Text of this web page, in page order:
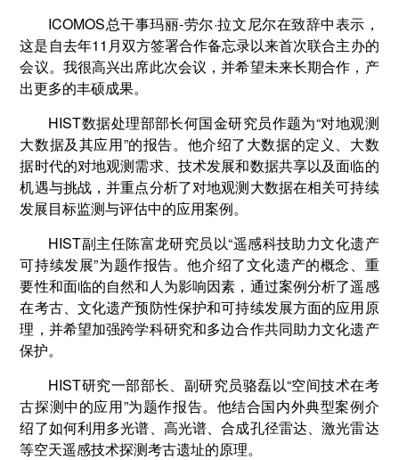
ICOMOS总干事玛丽-劳尔·拉文尼尔在致辞中表示，
这是自去年11月双方签署合作备忘录以来首次联合主办的
会议。我很高兴出席此次会议，并希望未来长期合作，产
出更多的丰硕成果。
HIST数据处理部部长何国金研究员作题为“对地观测
大数据及其应用”的报告。他介绍了大数据的定义、大数
据时代的对地观测需求、技术发展和数据共享以及面临的
机遇与挑战，并重点分析了对地观测大数据在相关可持续
发展目标监测与评估中的应用案例。
HIST副主任陈富龙研究员以“遥感科技助力文化遗产
可持续发展”为题作报告。他介绍了文化遗产的概念、重
要性和面临的自然和人为影响因素，通过案例分析了遥感
在考古、文化遗产预防性保护和可持续发展方面的应用原
理，并希望加强跨学科研究和多边合作共同助力文化遗产
保护。
HIST研究一部部长、副研究员骆磊以“空间技术在考
古探测中的应用”为题作报告。他结合国内外典型案例介
绍了如何利用多光谱、高光谱、合成孔径雷达、激光雷达
等空天遥感技术探测考古遗址的原理。